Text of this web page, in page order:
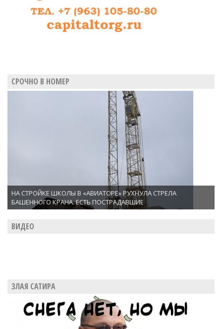
СРОЧНО В НОМЕР
НА СТРОЙКЕ ШКОЛЫ В «АВИАТОРЕ» РУХНУЛА СТРЕЛА
БАШЕННОГО КРАНА. ЕСТЬ ПОСТРАДАВШИЕ
ВИДЕО
ЗЛАЯ САТИРА